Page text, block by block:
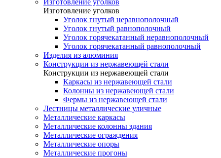
Изготовление уголков
Изготовление уголков
Уголок гнутый неравнополочный
Уголок гнутый равнополочный
Уголок горячекатанный неравнополочный
Уголок горячекатанный равнополочный
Изделия из алюминия
Конструкции из нержавеющей стали
Конструкции из нержавеющей стали
Каркасы из нержавеющей стали
Колонны из нержавеющей стали
Фермы из нержавеющей стали
Лестницы металлические уличные
Металлические каркасы
Металлические колонны здания
Металлические ограждения
Металлические опоры
Металлические прогоны